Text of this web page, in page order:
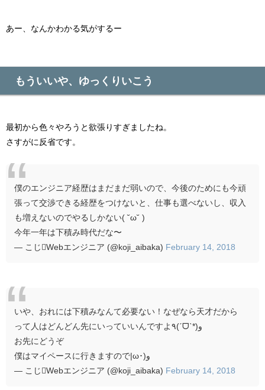
あー、なんかわかる気がするー
もういいや、ゆっくりいこう
最初から色々やろうと欲張りすぎましたね。
さすがに反省です。
僕のエンジニア経歴はまだまだ弱いので、今後のためにも今頑
張って交渉できる経歴をつけないと、仕事も選べないし、収入
も増えないのでやるしかない( ˘ω˘ )
今年一年は下積み時代だな〜
— こじWebエンジニア (@koji_aibaka) February 14, 2018
いや、おれには下積みなんて必要ない！なぜなら天才だから
って人はどんどん先にいっていいんですよ٩(ˊᗜˋ*)و
お先にどうぞ
僕はマイペースに行きますので|ω･)و
— こじWebエンジニア (@koji_aibaka) February 14, 2018